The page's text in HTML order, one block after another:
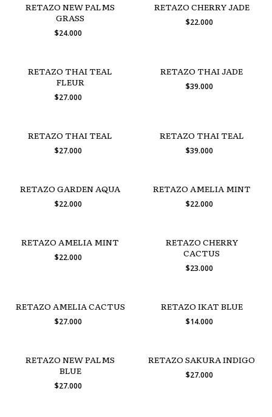
RETAZO NEW PALMS
GRASS
$24.000
RETAZO CHERRY JADE
$22.000
RETAZO THAI TEAL
FLEUR
$27.000
RETAZO THAI JADE
$39.000
RETAZO THAI TEAL
$27.000
RETAZO THAI TEAL
$39.000
RETAZO GARDEN AQUA
$22.000
RETAZO AMELIA MINT
$22.000
RETAZO AMELIA MINT
$22.000
RETAZO CHERRY
CACTUS
$23.000
RETAZO AMELIA CACTUS
$27.000
RETAZO IKAT BLUE
$14.000
RETAZO NEW PALMS
BLUE
$27.000
RETAZO SAKURA INDIGO
$27.000